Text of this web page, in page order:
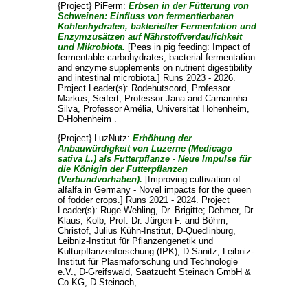
{Project} PiFerm: Erbsen in der Fütterung von
Schweinen: Einfluss von fermentierbaren
Kohlenhydraten, bakterieller Fermentation und
Enzymzusätzen auf Nährstoffverdaulichkeit
und Mikrobiota. [Peas in pig feeding: Impact of
fermentable carbohydrates, bacterial fermentation
and enzyme supplements on nutrient digestibility
and intestinal microbiota.] Runs 2023 - 2026.
Project Leader(s): Rodehutscord, Professor
Markus; Seifert, Professor Janaand Camarinha
Silva, Professor Amélia, Universität Hohenheim,
D-Hohenheim .
{Project} LuzNutz: Erhöhung der
Anbauwürdigkeit von Luzerne (Medicago
sativa L.) als Futterpflanze - Neue Impulse für
die Königin der Futterpflanzen
(Verbundvorhaben). [Improving cultivation of
alfalfa in Germany - Novel impacts for the queen
of fodder crops.] Runs 2021 - 2024. Project
Leader(s): Ruge-Wehling, Dr. Brigitte; Dehmer, Dr.
Klaus; Kolb, Prof. Dr. Jürgen F. and Böhm,
Christof, Julius Kühn-Institut, D-Quedlinburg,
Leibniz-Institut für Pflanzengenetik und
Kulturpflanzenforschung (IPK), D-Sanitz, Leibniz-
Institut für Plasmaforschung und Technologie
e.V., D-Greifswald, Saatzucht Steinach GmbH &
Co KG, D-Steinach, .